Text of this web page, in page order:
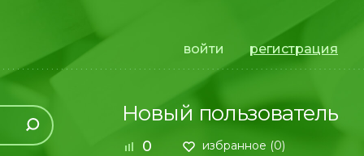
войти регистрация
Новый пользователь
0 избранное (0)